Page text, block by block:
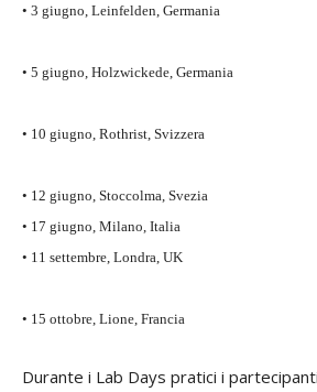
• 3 giugno, Leinfelden, Germania
• 5 giugno, Holzwickede, Germania
• 10 giugno, Rothrist, Svizzera
• 12 giugno, Stoccolma, Svezia
• 17 giugno, Milano, Italia
• 11 settembre, Londra, UK
• 15 ottobre, Lione, Francia
Durante i Lab Days pratici i